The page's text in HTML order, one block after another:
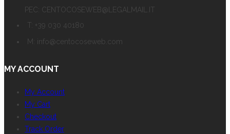
PEC: CENTOCOSEWEB@LEGALMAIL.IT
T: +39 030 40180
M: info@centocoseweb.com
MY ACCOUNT
My Account
My Cart
Checkout
Track Order